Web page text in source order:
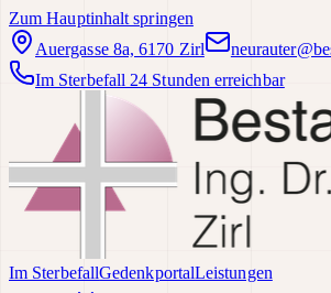
Zum Hauptinhalt springen
Auergasse 8a, 6170 Zirl
Im Sterbefall 24 Stunden erreichbar
Im SterbefallGedenkportalLeistungen